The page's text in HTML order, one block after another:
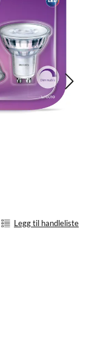
Legg til handleliste